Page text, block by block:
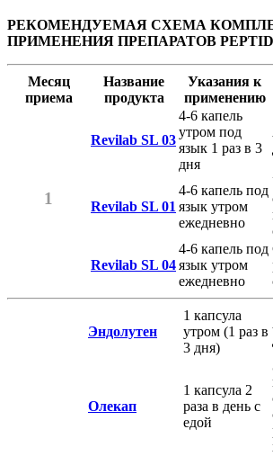
РЕКОМЕНДУЕМАЯ СХЕМА
ПРИМЕНЕНИЯ ПРЕПАРАТОВ
Месяц
приема
Название
продукта
Указания к
применению
1
Revilab SL 03
4-6 капель
утром под
язык 1 раз в 3
дня
Revilab SL 01
4-6 капель под
язык утром
ежедневно
Revilab SL 04
4-6 капель под
язык утром
ежедневно
Эндолутен
1 капсула
утром (1 раз в
3 дня)
Олекап
1 капсула 2
раза в день с
едой